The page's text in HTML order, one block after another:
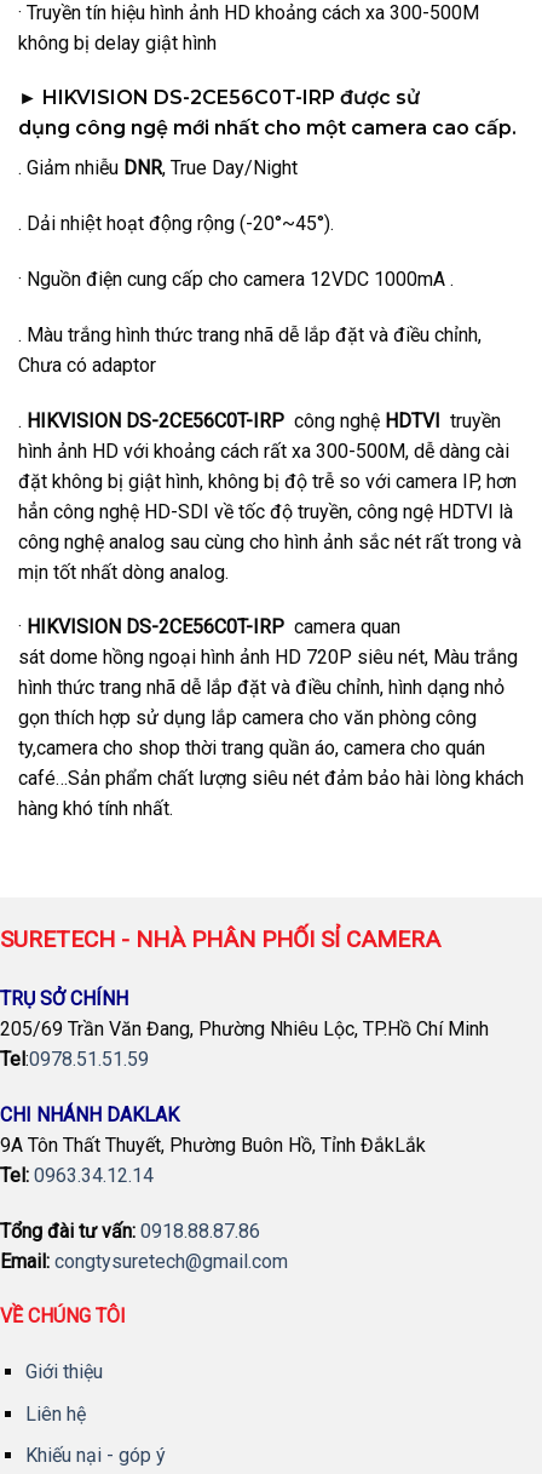
· Truyền tín hiệu hình ảnh HD khoảng cách xa 300-500M
không bị delay giật hình
► HIKVISION DS-2CE56C0T-IRP được sử
dụng công ngệ mới nhất cho một camera cao cấp.
. Giảm nhiễu DNR, True Day/Night
. Dải nhiệt hoạt động rộng (-20°~45°).
· Nguồn điện cung cấp cho camera 12VDC 1000mA .
. Màu trắng hình thức trang nhã dễ lắp đặt và điều chỉnh,
Chưa có adaptor
. HIKVISION DS-2CE56C0T-IRP công nghệ HDTVI truyền
hình ảnh HD với khoảng cách rất xa 300-500M, dễ dàng cài
đặt không bị giật hình, không bị độ trễ so với camera IP, hơn
hẳn công nghệ HD-SDI về tốc độ truyền, công ngệ HDTVI là
công nghệ analog sau cùng cho hình ảnh sắc nét rất trong và
mịn tốt nhất dòng analog.
· HIKVISION DS-2CE56C0T-IRP camera quan
sát dome hồng ngoại hình ảnh HD 720P siêu nét, Màu trắng
hình thức trang nhã dễ lắp đặt và điều chỉnh, hình dạng nhỏ
gọn thích hợp sử dụng lắp camera cho văn phòng công
ty,camera cho shop thời trang quần áo, camera cho quán
café…Sản phẩm chất lượng siêu nét đảm bảo hài lòng khách
hàng khó tính nhất.
SURETECH - NHÀ PHÂN PHỐI SỈ CAMERA
TRỤ SỞ CHÍNH
205/69 Trần Văn Đang, Phường Nhiêu Lộc, TP.Hồ Chí Minh
Tel:0978.51.51.59
CHI NHÁNH DAKLAK
9A Tôn Thất Thuyết, Phường Buôn Hồ, Tỉnh ĐắkLắk
Tel: 0963.34.12.14
Tổng đài tư vấn: 0918.88.87.86
Email: congtysuretech@gmail.com
VỀ CHÚNG TÔI
Giới thiệu
Liên hệ
Khiếu nại - góp ý